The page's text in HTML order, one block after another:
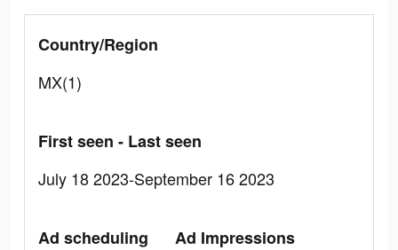
Country/Region
MX(1)
First seen - Last seen
July 18 2023-September 16 2023
Ad scheduling
Ad Impressions